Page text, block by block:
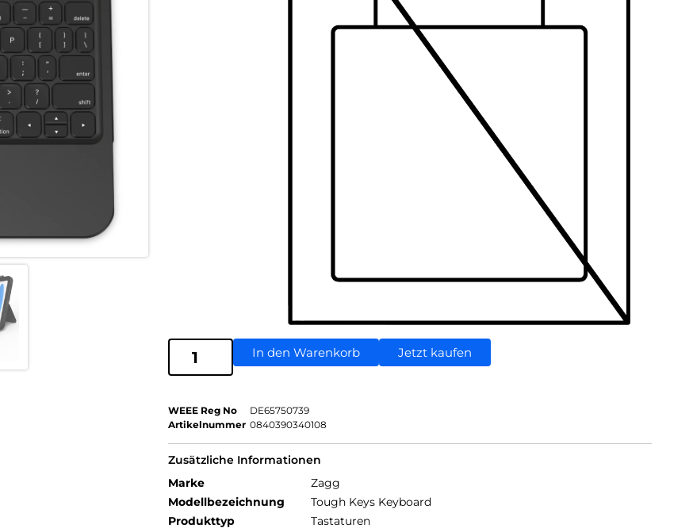
In den Warenkorb Jetzt kaufen
WEEE Reg No
DE65750739
Artikelnummer 0840390340108
Zusätzliche Informationen
Marke
Zagg
Modellbezeichnung
Tough Keys Keyboard
Produkttyp
Tastaturen